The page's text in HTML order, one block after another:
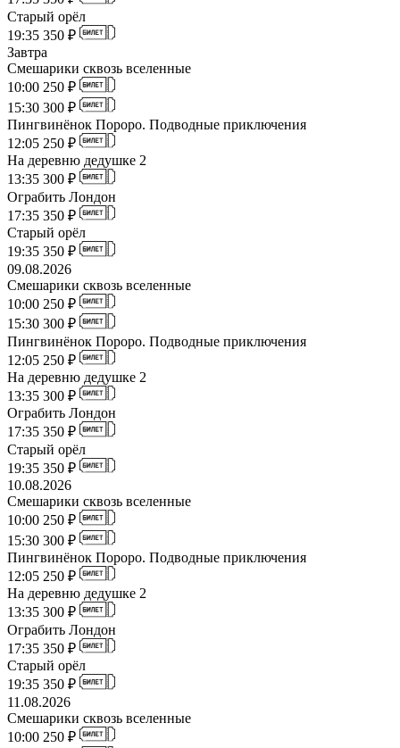
Старый орёл
19:35 350 ₽
Завтра
Смешарики сквозь вселенные
10:00 250 ₽
15:30 300 ₽
Пингвинёнок Пороро. Подводные приключения
12:05 250 ₽
На деревню дедушке 2
13:35 300 ₽
Ограбить Лондон
17:35 350 ₽
Старый орёл
19:35 350 ₽
09.08.2026
Смешарики сквозь вселенные
10:00 250 ₽
15:30 300 ₽
Пингвинёнок Пороро. Подводные приключения
12:05 250 ₽
На деревню дедушке 2
13:35 300 ₽
Ограбить Лондон
17:35 350 ₽
Старый орёл
19:35 350 ₽
10.08.2026
Смешарики сквозь вселенные
10:00 250 ₽
15:30 300 ₽
Пингвинёнок Пороро. Подводные приключения
12:05 250 ₽
На деревню дедушке 2
13:35 300 ₽
Ограбить Лондон
17:35 350 ₽
Старый орёл
19:35 350 ₽
11.08.2026
Смешарики сквозь вселенные
10:00 250 ₽